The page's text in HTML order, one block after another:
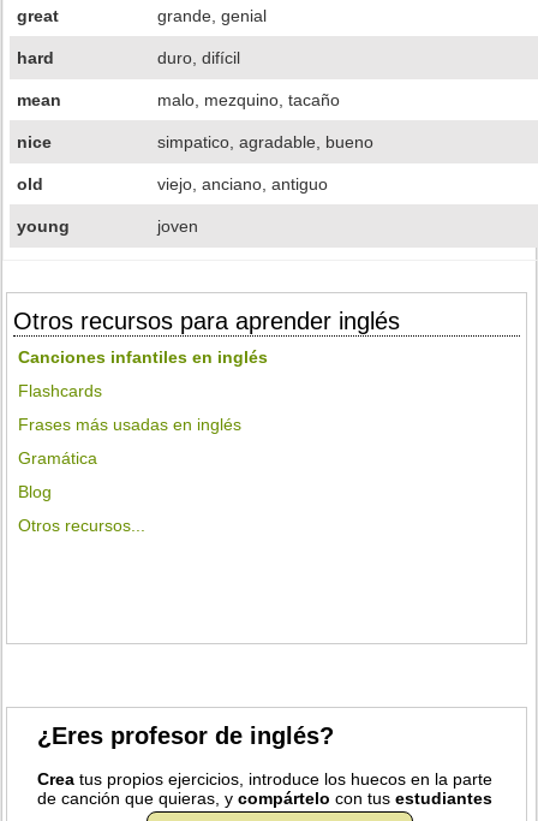
great grande, genial
hard duro, difícil
mean malo, mezquino, tacaño
nice simpatico, agradable, bueno
old viejo, anciano, antiguo
young joven
Otros recursos para aprender inglés
Canciones infantiles en inglés
Flashcards
Frases más usadas en inglés
Gramática
Blog
Otros recursos...
¿Eres profesor de inglés?
Crea tus propios ejercicios, introduce los huecos en la parte
de canción que quieras, ycompártelo con tusestudiantes